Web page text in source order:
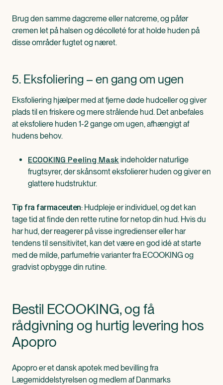
Brug den samme dagcreme eller natcreme, og påfør
cremen let på halsen og décolleté for at holde huden på
disse områder fugtet og næret.
5. Eksfoliering – en gang om ugen
Eksfoliering hjælper med at fjerne døde hudceller og giver
plads til en friskere og mere strålende hud. Det anbefales
at eksfoliere huden 1-2 gange om ugen, afhængigt af
hudens behov.
ECOOKING Peeling Mask indeholder naturlige
frugtsyrer, der skånsomt eksfolierer huden og giver en
glattere hudstruktur.
Tip fra farmaceuten: Hudpleje er individuel, og det kan
tage tid at finde den rette rutine for netop din hud. Hvis du
har hud, der reagerer på visse ingredienser eller har
tendens til sensitivitet, kan det være en god idé at starte
med de milde, parfumefrie varianter fra ECOOKING og
gradvist opbygge din rutine.
Bestil ECOOKING, og få
rådgivning og hurtig levering hos
Apopro
Apopro er et dansk apotek med bevilling fra
Lægemiddelstyrelsen og medlem af Danmarks